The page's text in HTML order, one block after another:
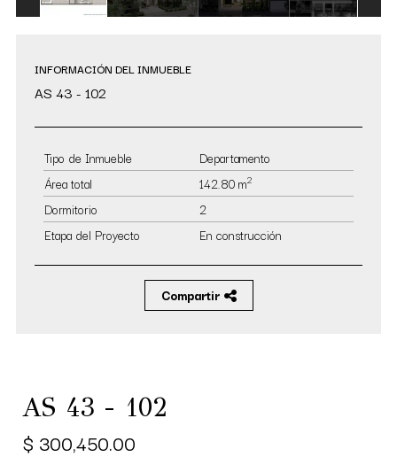
INFORMACIÓN DEL INMUEBLE
AS 43 - 102
Tipo de Inmueble
Departamento
Área total
142.80 m2
Dormitorio
2
Etapa del Proyecto
En construcción
Compartir
AS 43 - 102
$ 300,450.00